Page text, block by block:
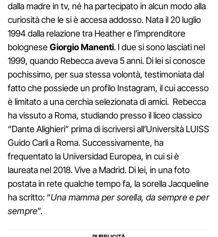
dalla madre in tv, né ha partecipato in alcun modo alla
curiosità che le si è accesa addosso. Nata il 20 luglio
1994 dalla relazione tra Heather e l’imprenditore
bologneseGiorgio Manenti. I due si sono lasciati nel
1999, quando Rebecca aveva 5 anni. Di lei si conosce
pochissimo, per sua stessa volontà, testimoniata dal
fatto che possiede un profilo Instagram, il cui accesso
è limitato a una cerchia selezionata di amici. Rebecca
ha vissuto a Roma, studiando presso il liceo classico
“Dante Alighieri” prima di iscriversi all’Università LUISS
Guido Carli a Roma. Successivamente, ha
frequentato la Universidad Europea, in cui si è
laureata nel 2018. Vive a Madrid. Di lei, in una foto
postata in rete qualche tempo fa, la sorella Jacqueline
ha scritto: “Una mamma per sorella, da sempre e per
sempre”.